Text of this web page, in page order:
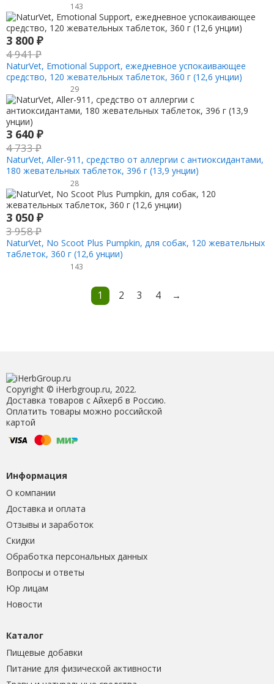
143
3 800 ₽
4 941₽
NaturVet, Emotional Support, ежедневное успокаивающее
средство, 120 жевательных таблеток, 360 г (12,6 унции)
29
3 640 ₽
4 733₽
NaturVet, Aller-911, средство от аллергии с антиоксидантами,
180 жевательных таблеток, 396 г (13,9 унции)
28
3 050 ₽
3 958₽
NaturVet, No Scoot Plus Pumpkin, для собак, 120 жевательных
таблеток, 360 г (12,6 унции)
143
1 2 3 4 →
Copyright © iHerbgroup.ru, 2022.
Доставка товаров с Айхерб в Россию.
Оплатить товары можно российской
картой
Информация
О компании
Доставка и оплата
Отзывы и заработок
Скидки
Обработка персональных данных
Вопросы и ответы
Юр лицам
Новости
Каталог
Пищевые добавки
Питание для физической активности